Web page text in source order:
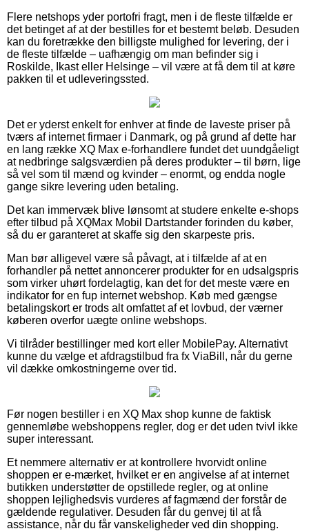
Flere netshops yder portofri fragt, men i de fleste tilfælde er
det betinget af at der bestilles for et bestemt beløb. Desuden
kan du foretrække den billigste mulighed for levering, der i
de fleste tilfælde – uafhængig om man befinder sig i
Roskilde, Ikast eller Helsinge – vil være at få dem til at køre
pakken til et udleveringssted.
Det er yderst enkelt for enhver at finde de laveste priser på
tværs af internet firmaer i Danmark, og på grund af dette har
en lang række XQ Max e-forhandlere fundet det uundgåeligt
at nedbringe salgsværdien på deres produkter – til børn, lige
så vel som til mænd og kvinder – enormt, og endda nogle
gange sikre levering uden betaling.
Det kan immervæk blive lønsomt at studere enkelte e-shops
efter tilbud på XQMax Mobil Dartstander forinden du køber,
så du er garanteret at skaffe sig den skarpeste pris.
Man bør alligevel være så påvagt, at i tilfælde af at en
forhandler på nettet annoncerer produkter for en udsalgspris
som virker uhørt fordelagtig, kan det for det meste være en
indikator for en fup internet webshop. Køb med gængse
betalingskort er trods alt omfattet af et lovbud, der værner
køberen overfor uægte online webshops.
Vi tilråder bestillinger med kort eller MobilePay. Alternativt
kunne du vælge et afdragstilbud fra fx ViaBill, når du gerne
vil dække omkostningerne over tid.
Før nogen bestiller i en XQ Max shop kunne de faktisk
gennemløbe webshoppens regler, dog er det uden tvivl ikke
super interessant.
Et nemmere alternativ er at kontrollere hvorvidt online
shoppen er e-mærket, hvilket er en angivelse af at internet
butikken understøtter de opstillede regler, og at online
shoppen lejlighedsvis vurderes af fagmænd der forstår de
gældende regulativer. Desuden får du genvej til at få
assistance, når du får vanskeligheder ved din shopping.